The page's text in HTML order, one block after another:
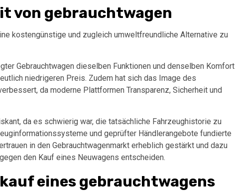
von gebrauchtwagen
kostengünstige und zugleich umweltfreundliche Alternative zu
Gebrauchtwagen dieselben Funktionen und denselben Komfort
niedrigeren Preis. Zudem hat sich das Image des
da moderne Plattformen Transparenz, Sicherheit und
da es schwierig war, die tatsächliche Fahrzeughistorie zu
und geprüfter Händlerangebote fundierte
in den Gebrauchtwagenmarkt erheblich gestärkt und dazu
den Kauf eines Neuwagens entscheiden.
eines gebrauchtwagens